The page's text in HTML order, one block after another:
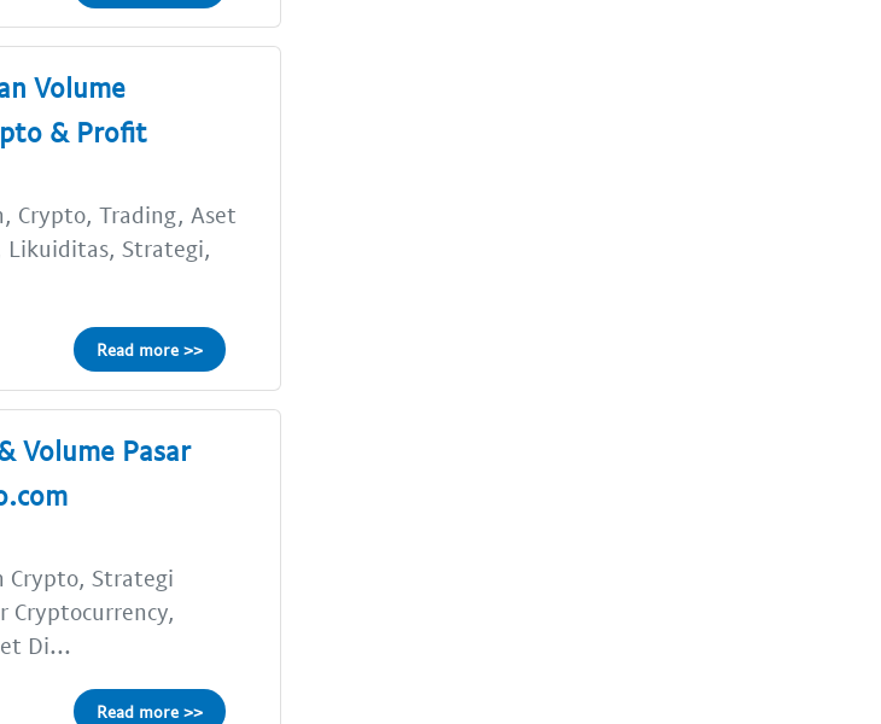
Volume
& Profit
Crypto, Trading, Aset
Likuiditas, Strategi,
Read more >>
Volume Pasar
Crypto, Strategi
Cryptocurrency,
Di...
Read more >>